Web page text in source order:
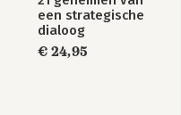
een strategische
dialoog
€ 24,95